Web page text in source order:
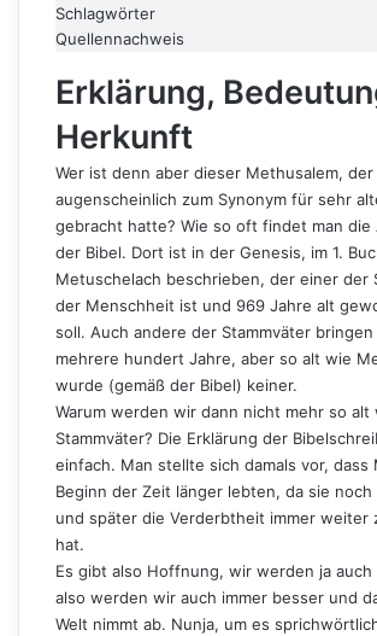
Schlagwörter
Quellennachweis
Erklärung,
Herkunft
Wer ist denn aber dieser Methusalem, der
augenscheinlich zum Synonym für sehr
gebracht hatte? Wie so oft findet man die
der Bibel. Dort ist in der Genesis, im 1.
Metuschelach beschrieben, der einer der
der Menschheit ist und 969 Jahre alt
soll. Auch andere der Stammväter
mehrere hundert Jahre, aber so alt wie
wurde (gemäß der Bibel) keiner.
Warum werden wir dann nicht mehr so alt
Stammväter? Die Erklärung der
einfach. Man stellte sich damals vor, dass
Beginn der Zeit länger lebten, da sie noch
und später die Verderbtheit immer weiter
hat.
Es gibt also Hoffnung, wir werden ja auch
also werden wir auch immer besser und
Welt nimmt ab. Nunja, um es